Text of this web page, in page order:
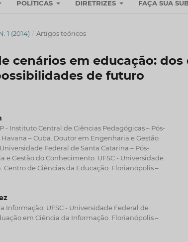
POLÍTICAS DIRETRIZES FAÇA SUA
1 (2014) / Artigos teóricos
cenários em educação:
de futuro
- Instituto Central de Ciências Pedagógicas – Pós-
– Cuba. Doutor em Engenharia e Gestão
Federal de Santa Catarina – Pós-
e Gestão do Conhecimento. UFSC - Universidade
Centro de Ciências da Educação. Florianópolis –
Informação. UFSC - Universidade Federal de
em Ciência da Informação. Florianópolis –